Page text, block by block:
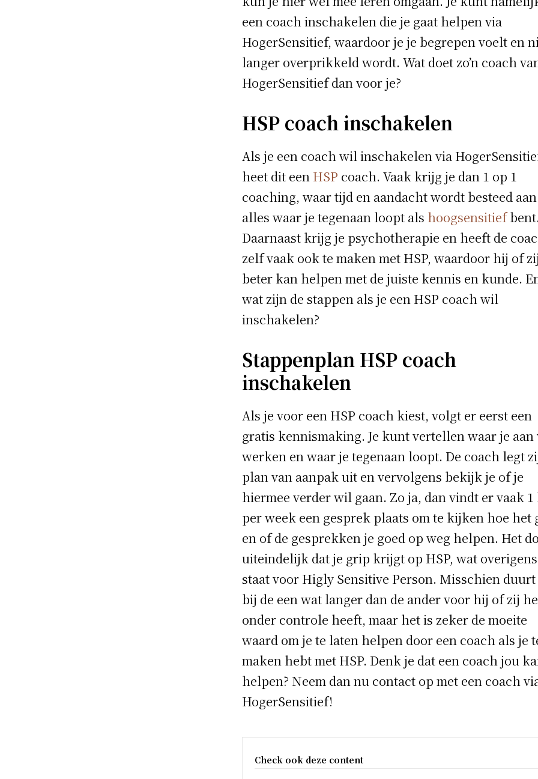
een coach inschakelen die je gaat helpen via
HogerSensitief, waardoor je je begrepen voelt en
langer overprikkeld wordt. Wat doet zo’n coach
HogerSensitief dan voor je?
HSP coach inschakelen
Als je een coach wil inschakelen via
heet dit een HSP coach. Vaak krijg je dan 1 op 1
coaching, waar tijd en aandacht wordt besteed aan
alles waar je tegenaan loopt als hoogsensitief
Daarnaast krijg je psychotherapie en heeft de
zelf vaak ook te maken met HSP, waardoor hij of
beter kan helpen met de juiste kennis en kunde.
wat zijn de stappen als je een HSP coach wil
inschakelen?
Stappenplan HSP coach
inschakelen
Als je voor een HSP coach kiest, volgt er eerst een
gratis kennismaking. Je kunt vertellen waar je aan
werken en waar je tegenaan loopt. De coach legt
plan van aanpak uit en vervolgens bekijk je of je
hiermee verder wil gaan. Zo ja, dan vindt er vaak 1
per week een gesprek plaats om te kijken hoe het
en of de gesprekken je goed op weg helpen. Het
uiteindelijk dat je grip krijgt op HSP, wat overigens
staat voor Higly Sensitive Person. Misschien
bij de een wat langer dan de ander voor hij of zij
onder controle heeft, maar het is zeker de moeite
waard om je te laten helpen door een coach als je
maken hebt met HSP. Denk je dat een coach jou
helpen? Neem dan nu contact op met een coach
HogerSensitief!
Check ook deze content